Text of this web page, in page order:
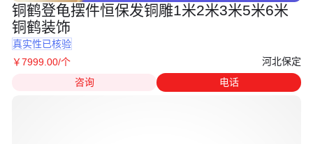
铜鹤登龟摆件恒保发铜雕1米2米3米5米6米
铜鹤装饰
真实性已核验
￥7999 .00/个
河北保定
咨询
电话